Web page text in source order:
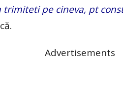
trimiteti pe cineva, pt
Advertisements